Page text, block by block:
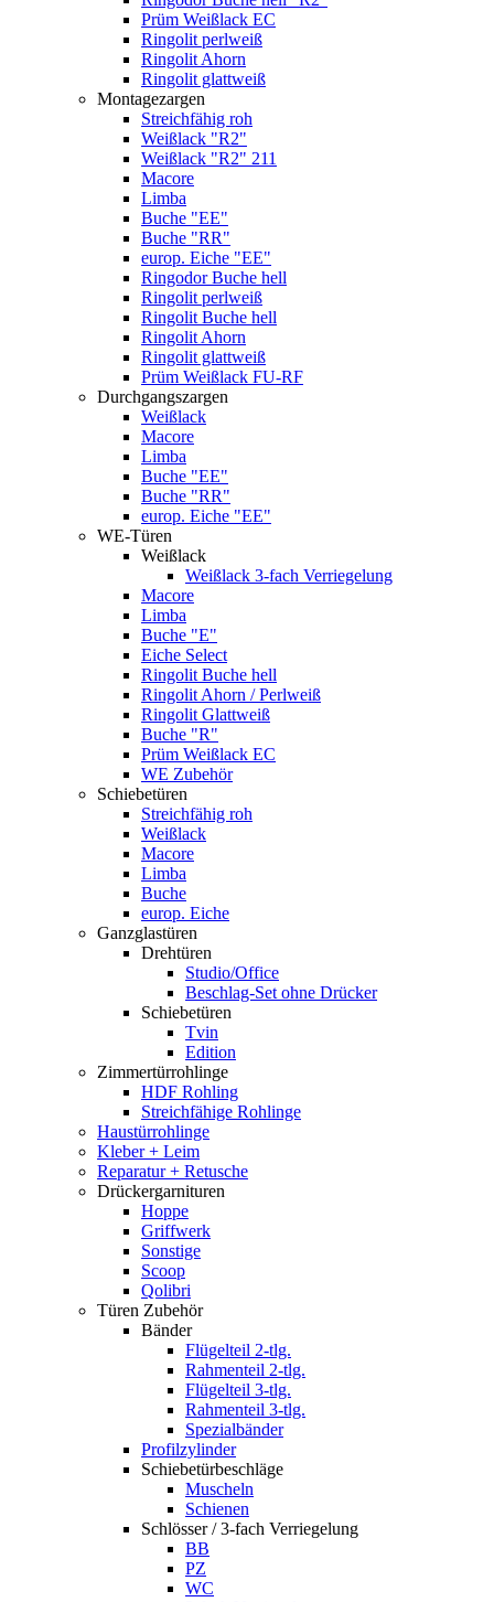
Prüm Weißlack EC
Ringolit perlweiß
Ringolit Ahorn
Ringolit glattweiß
Montagezargen
Streichfähig roh
Weißlack "R2"
Weißlack "R2" 211
Macore
Limba
Buche "EE"
Buche "RR"
europ. Eiche "EE"
Ringodor Buche hell
Ringolit perlweiß
Ringolit Buche hell
Ringolit Ahorn
Ringolit glattweiß
Prüm Weißlack FU-RF
Durchgangszargen
Weißlack
Macore
Limba
Buche "EE"
Buche "RR"
europ. Eiche "EE"
WE-Türen
Weißlack
Weißlack 3-fach Verriegelung
Macore
Limba
Buche "E"
Eiche Select
Ringolit Buche hell
Ringolit Ahorn / Perlweiß
Ringolit Glattweiß
Buche "R"
Prüm Weißlack EC
WE Zubehör
Schiebetüren
Streichfähig roh
Weißlack
Macore
Limba
Buche
europ. Eiche
Ganzglastüren
Drehtüren
Studio/Office
Beschlag-Set ohne Drücker
Schiebetüren
Tvin
Edition
Zimmertürrohlinge
HDF Rohling
Streichfähige Rohlinge
Haustürrohlinge
Kleber + Leim
Reparatur + Retusche
Drückergarnituren
Hoppe
Griffwerk
Sonstige
Scoop
Qolibri
Türen Zubehör
Bänder
Flügelteil 2-tlg.
Rahmenteil 2-tlg.
Flügelteil 3-tlg.
Rahmenteil 3-tlg.
Spezialbänder
Profilzylinder
Schiebetürbeschläge
Muscheln
Schienen
Schlösser / 3-fach Verriegelung
BB
PZ
WC